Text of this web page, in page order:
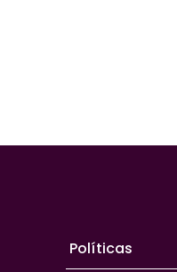
Políticas